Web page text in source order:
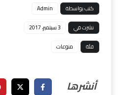
كتب بواسطة
Admin
نشرت في
3 سبتمبر، 2017
فئة
منوعات